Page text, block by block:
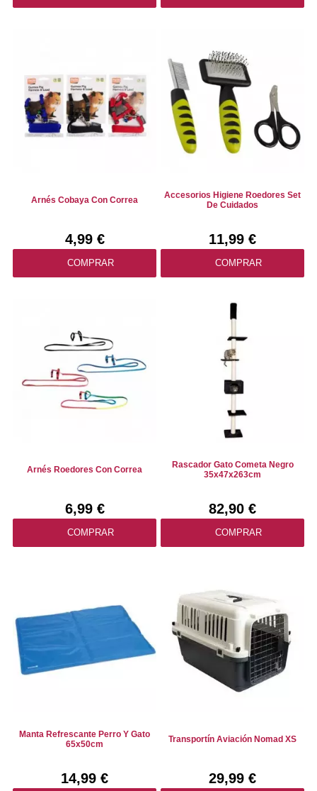
Arnés Cobaya Con Correa
4,99 €
COMPRAR
Accesorios Higiene Roedores Set
De Cuidados
11,99 €
COMPRAR
Arnés Roedores Con Correa
6,99 €
COMPRAR
Rascador Gato Cometa Negro
35x47x263cm
82,90 €
COMPRAR
Manta Refrescante Perro Y Gato
65x50cm
14,99 €
Transportín Aviación Nomad XS
29,99 €